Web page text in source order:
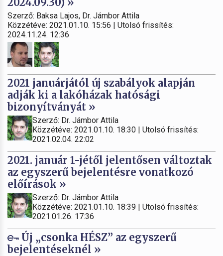
Szerző: Baksa Lajos, Dr. Jámbor Attila
Közzétéve: 2021.01.10. 15:56 | Utolsó frissítés:
2024.11.24. 12:36
2021 januárjától új szabályok alapján
adják ki a lakóházak hatósági
bizonyítványát »
Szerző: Dr. Jámbor Attila
Közzétéve: 2021.01.10. 18:30 | Utolsó frissítés:
2021.02.04. 22:02
2021. január 1-jétől jelentősen változtak
az egyszerű bejelentésre vonatkozó
előírások »
Szerző: Dr. Jámbor Attila
Közzétéve: 2021.01.10. 18:39 | Utolsó frissítés:
2021.01.26. 17:36
Új „csonka HÉSZ” az egyszerű
bejelentéseknél »